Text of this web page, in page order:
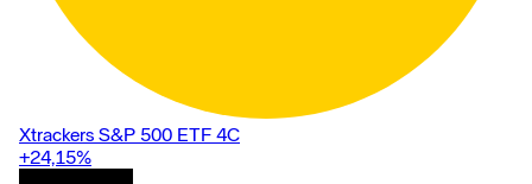
Xtrackers S&P 500 ETF 4C
+24,15%